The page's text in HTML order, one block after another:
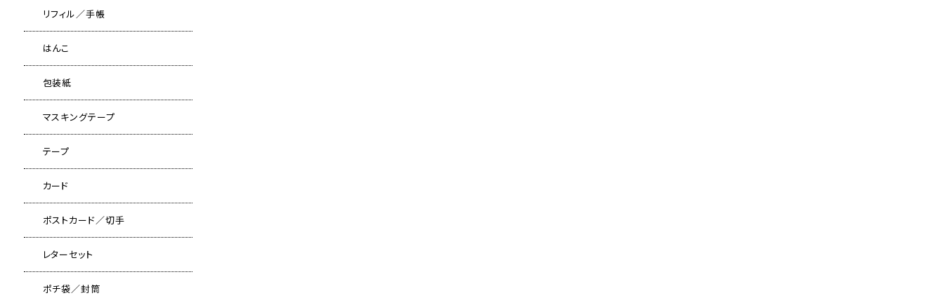
リフィル／手帳
はんこ
包装紙
マスキングテープ
テープ
カード
ポストカード／切手
レターセット
ポチ袋／封筒